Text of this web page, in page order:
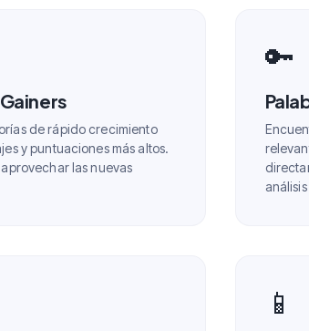
de rápido crecimiento
y puntuaciones más altos.
las nuevas
🔑
📱